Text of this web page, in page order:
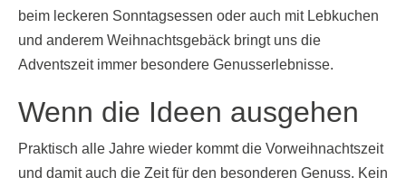
beim leckeren Sonntagsessen oder auch mit Lebkuchen
und anderem Weihnachtsgebäck bringt uns die
Adventszeit immer besondere Genusserlebnisse.
Wenn die Ideen ausgehen
Praktisch alle Jahre wieder kommt die Vorweihnachtszeit
und damit auch die Zeit für den besonderen Genuss. Kein